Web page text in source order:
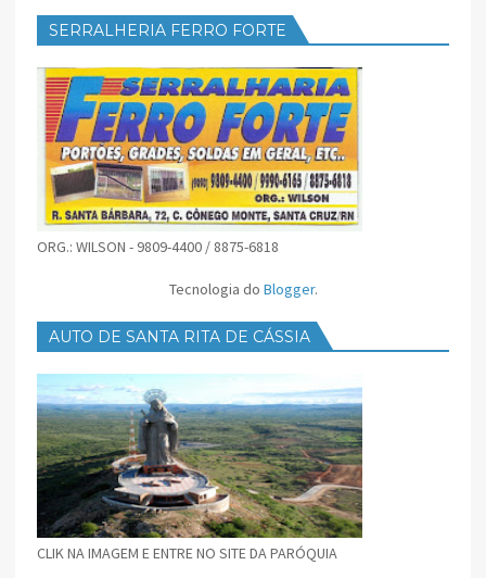
SERRALHERIA FERRO FORTE
ORG.: WILSON - 9809-4400 / 8875-6818
Tecnologia do Blogger.
AUTO DE SANTA RITA DE CÁSSIA
CLIK NA IMAGEM E ENTRE NO SITE DA PARÓQUIA